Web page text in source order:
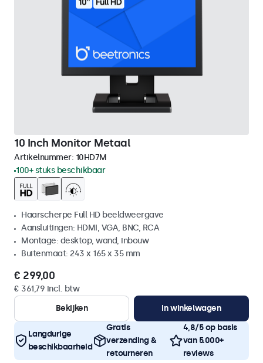
10 Inch Monitor Metaal
Artikelnummer: 10HD7M
100+ stuks beschikbaar
Haarscherpe Full HD beeldweergave
Aansluitingen: HDMI, VGA, BNC, RCA
Montage: desktop, wand, inbouw
Buitenmaat: 243 x 165 x 35 mm
€ 299,00
€ 361,79 incl. btw
Bekijken
In winkelwagen
Langdurige
beschikbaarheid
Gratis
verzending &
retourneren
4,8/5 op basis
van 5.000+
reviews